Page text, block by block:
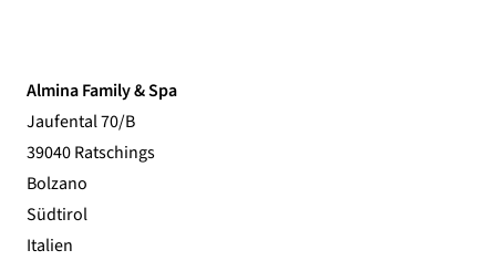
Almina Family & Spa
Jaufental 70/B
39040 Ratschings
Bolzano
Südtirol
Italien